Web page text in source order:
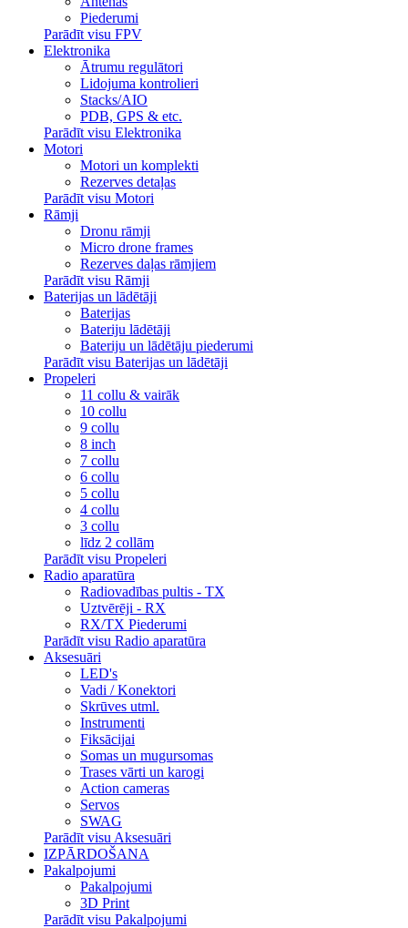
Piederumi
Parādīt visu FPV
Elektronika
Ātrumu regulātori
Lidojuma kontrolieri
Stacks/AIO
PDB, GPS & etc.
Parādīt visu Elektronika
Motori
Motori un komplekti
Rezerves detaļas
Parādīt visu Motori
Rāmji
Dronu rāmji
Micro drone frames
Rezerves daļas rāmjiem
Parādīt visu Rāmji
Baterijas un lādētāji
Baterijas
Bateriju lādētāji
Bateriju un lādētāju piederumi
Parādīt visu Baterijas un lādētāji
Propeleri
11 collu & vairāk
10 collu
9 collu
8 inch
7 collu
6 collu
5 collu
4 collu
3 collu
līdz 2 collām
Parādīt visu Propeleri
Radio aparatūra
Radiovadības pultis - TX
Uztvērēji - RX
RX/TX Piederumi
Parādīt visu Radio aparatūra
Aksesuāri
LED's
Vadi / Konektori
Skrūves utml.
Instrumenti
Fiksācijai
Somas un mugursomas
Trases vārti un karogi
Action cameras
Servos
SWAG
Parādīt visu Aksesuāri
IZPĀRDOŠANA
Pakalpojumi
Pakalpojumi
3D Print
Parādīt visu Pakalpojumi